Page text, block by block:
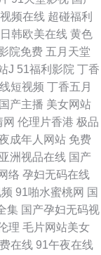
频在线 超碰福利
韩欧美在线 黄色
院免费 五月天堂
J 51福利影院 丁香
短视频 丁香五月
产主播 美女网站
伦理片香港 极品
成年人网站 免费
洲视品在线 国产
络 孕妇无码在线
91啪水蜜桃网 国
集 国产孕妇无码视
理 毛片网站美女
在线 91午夜在线